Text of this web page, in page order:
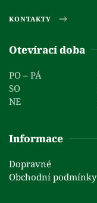
KONTAKTY
Otevírací doba
PO – PÁ
SO
NE
Informace
Dopravné
Obchodní podmínky